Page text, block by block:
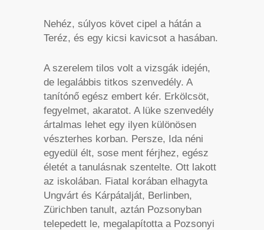
Nehéz, súlyos követ cipel a hátán a
Teréz, és egy kicsi kavicsot a hasában.
A szerelem tilos volt a vizsgák idején,
de legalábbis titkos szenvedély. A
tanítónő egész embert kér. Erkölcsöt,
fegyelmet, akaratot. A lüke szenvedély
ártalmas lehet egy ilyen különösen
vészterhes korban. Persze, Ida néni
egyedül élt, sose ment férjhez, egész
életét a tanulásnak szentelte. Ott lakott
az iskolában. Fiatal korában elhagyta
Ungvárt és Kárpátalját, Berlinben,
Zürichben tanult, aztán Pozsonyban
telepedett le, megalapította a Pozsonyi